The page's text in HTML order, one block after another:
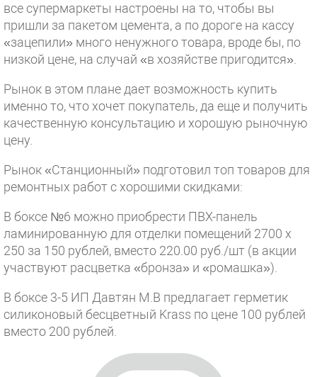
все супермаркеты настроены на то, чтобы вы
пришли за пакетом цемента, а по дороге на кассу
«зацепили» много ненужного товара, вроде бы, по
низкой цене, на случай «в хозяйстве пригодится».
Рынок в этом плане дает возможность купить
именно то, что хочет покупатель, да еще и получить
качественную консультацию и хорошую рыночную
цену.
Рынок «Станционный» подготовил топ товаров для
ремонтных работ с хорошими скидками:
В боксе №6 можно приобрести ПВХ-панель
ламинированную для отделки помещений 2700 х
250 за 150 рублей, вместо 220.00 руб./шт (в акции
участвуют расцветка «бронза» и «ромашка»).
В боксе 3-5 ИП Давтян М.В предлагает герметик
силиконовый бесцветный Krass по цене 100 рублей
вместо 200 рублей.